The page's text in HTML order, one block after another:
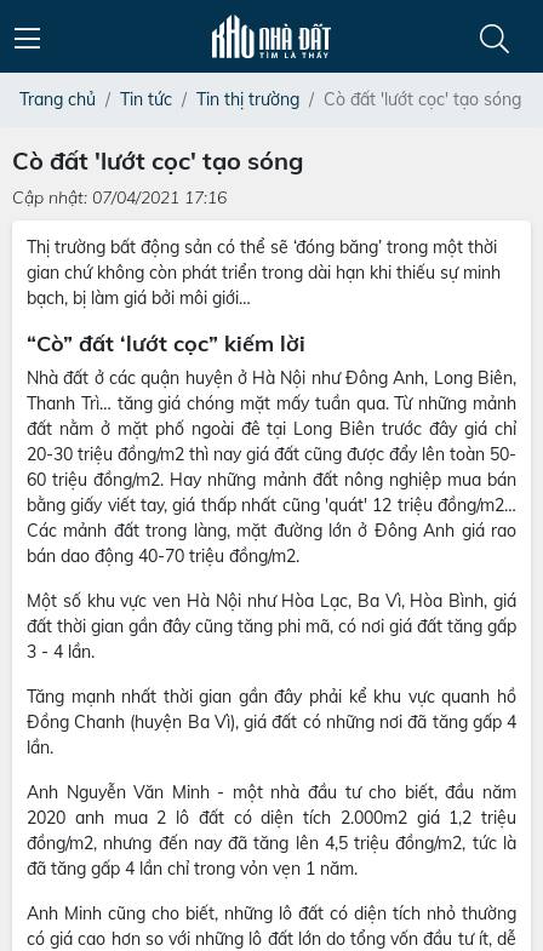
Trang chủ Tin tức Tin thị trường Cò đất 'lướt cọc' tạo sóng
Cò đất 'lướt cọc' tạo sóng
Cập nhật: 07/04/2021 17:16
Thị trường bất động sản có thể sẽ ‘đóng băng’ trong một thời
gian chứ không còn phát triển trong dài hạn khi thiếu sự minh
bạch, bị làm giá bởi môi giới…
“Cò” đất ‘lướt cọc” kiếm lời
Nhà đất ở các quận huyện ở Hà Nội như Đông Anh, Long Biên,
Thanh Trì… tăng giá chóng mặt mấy tuần qua. Từ những mảnh
đất nằm ở mặt phố ngoài đê tại Long Biên trước đây giá chỉ
20-30 triệu đồng/m2 thì nay giá đất cũng được đẩy lên toàn 50-
60 triệu đồng/m2. Hay những mảnh đất nông nghiệp mua bán
bằng giấy viết tay, giá thấp nhất cũng 'quát' 12 triệu đồng/m2…
Các mảnh đất trong làng, mặt đường lớn ở Đông Anh giá rao
bán dao động 40-70 triệu đồng/m2.
Một số khu vực ven Hà Nội như Hòa Lạc, Ba Vì, Hòa Bình, giá
đất thời gian gần đây cũng tăng phi mã, có nơi giá đất tăng gấp
3 - 4 lần.
Tăng mạnh nhất thời gian gần đây phải kể khu vực quanh hồ
Đồng Chanh (huyện Ba Vì), giá đất có những nơi đã tăng gấp 4
lần.
Anh Nguyễn Văn Minh - một nhà đầu tư cho biết, đầu năm
2020 anh mua 2 lô đất có diện tích 2.000m2 giá 1,2 triệu
đồng/m2, nhưng đến nay đã tăng lên 4,5 triệu đồng/m2, tức là
đã tăng gấp 4 lần chỉ trong vỏn vẹn 1 năm.
Anh Minh cũng cho biết, những lô đất có diện tích nhỏ thường
có giá cao hơn so với những lô đất lớn do tổng vốn đầu tư ít, dễ